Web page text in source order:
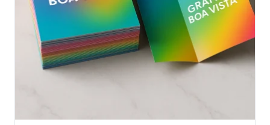
escolhidas
página
produto